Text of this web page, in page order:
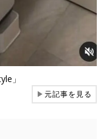
」
▶元記事を見る